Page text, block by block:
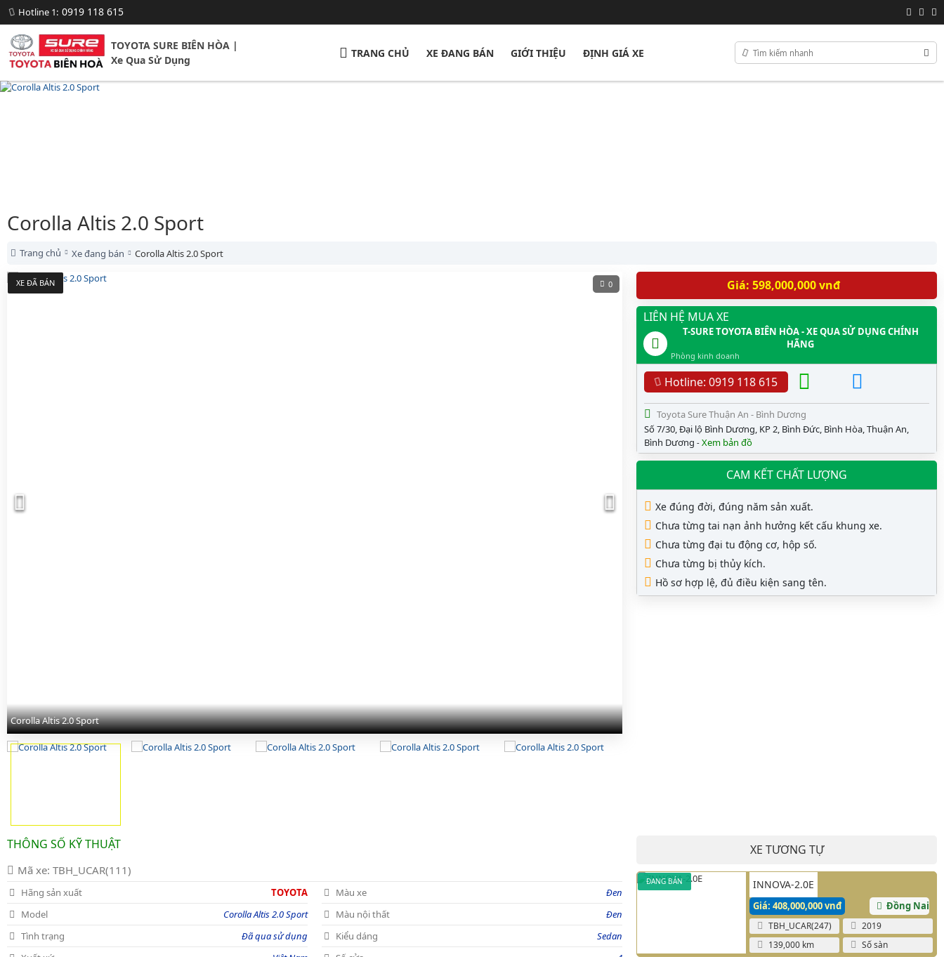
Hotline 1: 0919 118 615
TOYOTA SURE BIÊN HÒA |
Xe Qua Sử Dụng
TRANG CHỦ XE ĐANG BÁN GIỚI THIỆU ĐỊNH GIÁ XE
Corolla Altis 2.0 Sport
Trang chủ Xe đang bán Corolla Altis 2.0 Sport
Corolla Altis 2.0 Sport
XE ĐÃ BÁN 0
Corolla Altis 2.0 Sport
Corolla Altis 2.0 Sport
Corolla Altis 2.0 Sport
Corolla Altis 2.0 Sport
Corolla Altis 2.0 Sport
Corolla Altis 2.0 Sport
Corolla Altis 2.0 Sport
Corolla Altis 2.0 Sport
Corolla Altis 2.0 Sport
Giá: 598,000,000 vnđ
LIÊN HỆ MUA XE
T-SURE TOYOTA BIÊN HÒA - XE QUA SỬ DỤNG CHÍNH
HÃNG
Phòng kinh doanh
Hotline: 0919 118 615
Toyota Sure Thuận An - Bình Dương
Số 7/30, Đại lộ Bình Dương, KP 2, Bình Đức, Bình Hòa, Thuận An,
Bình Dương - Xem bản đồ
CAM KẾT CHẤT LƯỢNG
Xe đúng đời, đúng năm sản xuất.
Chưa từng tai nạn ảnh hưởng kết cấu khung xe.
Chưa từng đại tu động cơ, hộp số.
Chưa từng bị thủy kích.
Hồ sơ hợp lệ, đủ điều kiện sang tên.
THÔNG SỐ KỸ THUẬT
Mã xe: TBH_UCAR(111)
Hãng sản xuất
TOYOTA
Model
Corolla Altis 2.0 Sport
Tình trạng
Đã qua sử dụng
Màu xe
Đen
Màu nội thất
Đen
Kiểu dáng
Sedan
XE TƯƠNG TỰ
INNOVA-2.0E
Giá: 408,000,000 vnđ Đồng Nai
TBH_UCAR(247)
2019
139,000 km
Số sàn
ĐANG BÁN